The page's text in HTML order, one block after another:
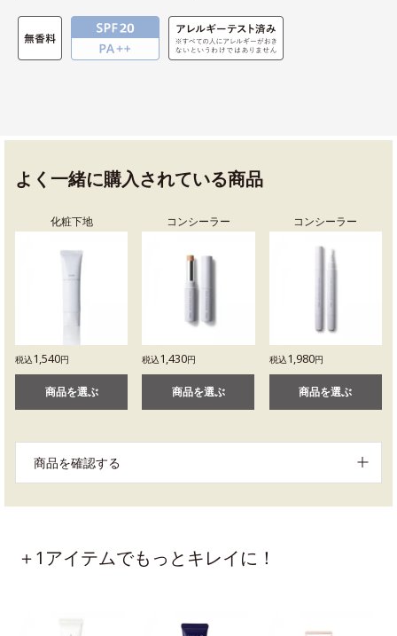
よく一緒に購入されている商品
化粧下地
税込1,540円
商品を選ぶ
コンシーラー
税込1,430円
商品を選ぶ
コンシーラー
税込1,980円
商品を選ぶ
商品を確認する
＋1アイテムでもっとキレイに！